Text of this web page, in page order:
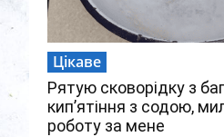
Цікаве
Рятую сковорідку з
кип’ятіння з содою,
роботу за мене